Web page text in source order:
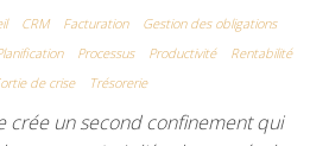
CRM Facturation
Gestion des obligations
Processus Productivité
Rentabilité
de crise
Trésorerie
crée un second confinement qui